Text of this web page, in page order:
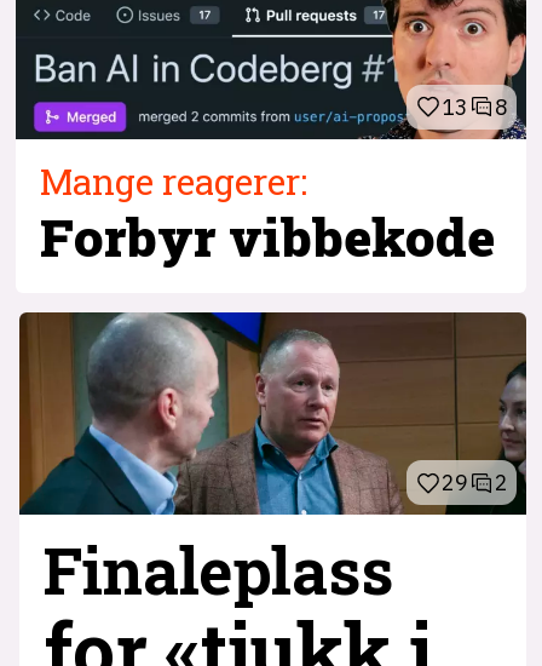
13 8
Mange reagerer:
Forbyr vibbekode
29 2
Finaleplass